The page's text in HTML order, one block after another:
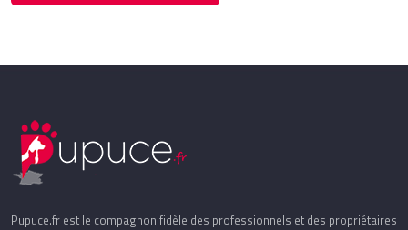
Pupuce.fr est le compagnon fidèle des professionnels et des propriétaires